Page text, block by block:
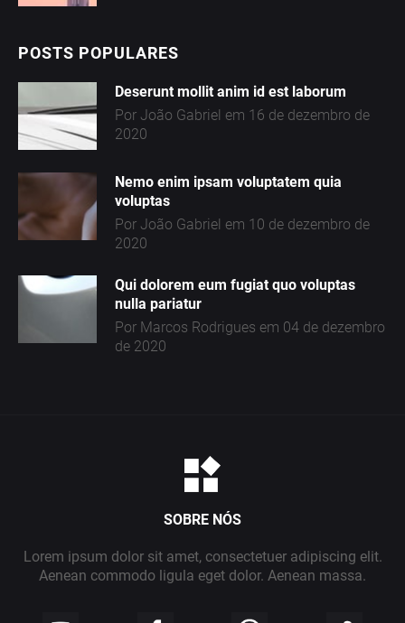
POSTS POPULARES
Deserunt mollit anim id est laborum
Por João Gabriel em 16 de dezembro de
2020
Nemo enim ipsam voluptatem quia
voluptas
Por João Gabriel em 10 de dezembro de
2020
Qui dolorem eum fugiat quo voluptas
nulla pariatur
Por Marcos Rodrigues em 04 de dezembro
de 2020
SOBRE NÓS
Lorem ipsum dolor sit amet, consectetuer adipiscing elit.
Aenean commodo ligula eget dolor. Aenean massa.